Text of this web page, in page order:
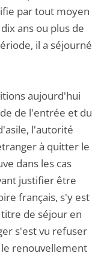
par tout moyen
ans ou plus de
il a séjourné
aujourd'hui
de l'entrée et du
l'autorité
à quitter le
dans les cas
justifier être
français, s'y est
de séjour en
s'est vu refuser
renouvellement